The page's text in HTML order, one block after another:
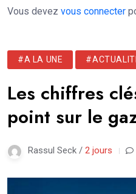
Vous devez vous connecter
#A LA UNE
Les chiffres
point sur le
Rassul Seck / 2 jours